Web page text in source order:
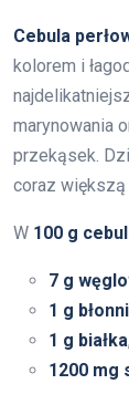
Cebula
kolorem i
marynowania
przekąsek.
coraz większą
W 100 g
7 g
1 g
1 g białka,
1200 mg